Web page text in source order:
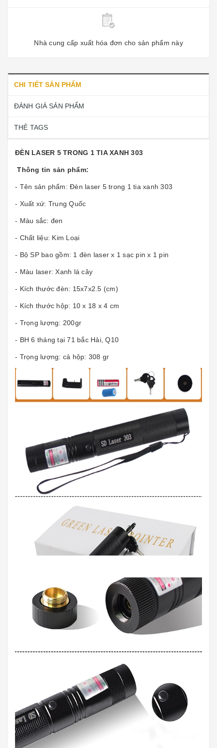
Nhà cung cấp xuất hóa đơn cho sản phẩm này
CHI TIẾT SẢN PHẨM
ĐÁNH GIÁ SẢN PHẨM
THẺ TAGS
ĐÈN LASER 5 TRONG 1 TIA XANH 303
Thông tin sản phẩm:
- Tên sản phẩm: Đèn laser 5 trong 1 tia xanh 303
- Xuất xứ: Trung Quốc
- Màu sắc: đen
- Chất liệu: Kim Loại
- Bộ SP bao gồm: 1 đèn laser x 1 sạc pin x 1 pin
- Màu laser: Xanh lá cây
- Kích thước đèn: 15x7x2.5 (cm)
- Kích thước hộp: 10 x 18 x 4 cm
- Trọng lượng: 200gr
- BH 6 tháng tại 71 bắc Hải, Q10
- Trọng lượng: cả hộp: 308 gr